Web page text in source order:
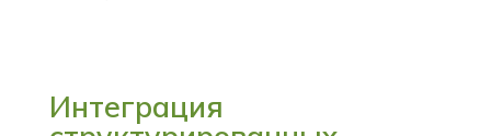
Интеграция